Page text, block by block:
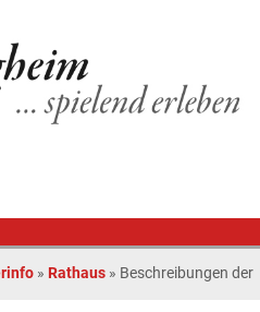
» Rathaus » Beschreibungen der